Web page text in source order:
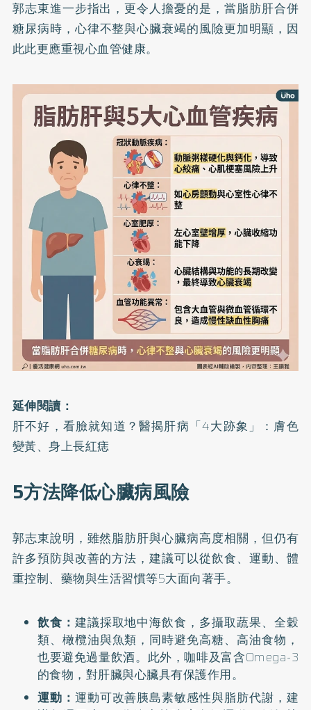
郭志東進一步指出，更令人擔憂的是，當脂肪肝合併
糖尿病時，心律不整與心臟衰竭的風險更加明顯，因
此此更應重視心血管健康。
延伸閱讀：
肝不好，看臉就知道？醫揭肝病「4大跡象」：膚色
變黃、身上長紅痣
5方法降低心臟病風險
郭志東說明，雖然脂肪肝與心臟病高度相關，但仍有
許多預防與改善的方法，建議可以從飲食、運動、體
重控制、藥物與生活習慣等5大面向著手。
飲食： 建議採取地中海飲食，多攝取蔬果、全穀
類、橄欖油與魚類，同時避免高糖、高油食物，
也要避免過量飲酒。此外，咖啡及富含Omega-3
的食物，對肝臟與心臟具有保護作用。
運動： 運動可改善胰島素敏感性與脂肪代謝，建